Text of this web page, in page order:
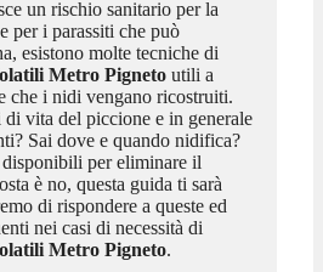
un rischio sanitario per la
per i parassiti che può
esistono molte tecniche di
Metro Pignetoutili a
che i nidi vengano ricostruiti.
vita del piccione e in generale
Sai dove e quando nidifica?
per eliminare il
è no, questa guida ti sarà
di rispondere a queste ed
nei casi di necessità di
Metro Pigneto.